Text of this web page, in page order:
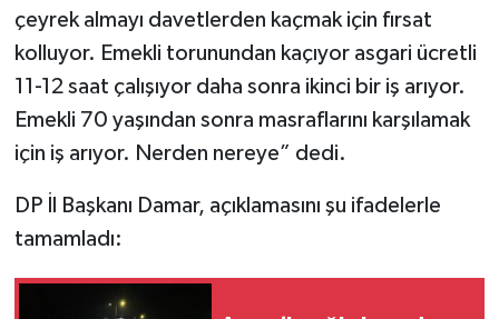
çeyrek almayı davetlerden kaçmak için fırsat
kolluyor. Emekli torunundan kaçıyor asgari ücretli
11-12 saat çalışıyor daha sonra ikinci bir iş arıyor.
Emekli 70 yaşından sonra masraflarını karşılamak
için iş arıyor. Nerden nereye” dedi.
DP İl Başkanı Damar, açıklamasını şu ifadelerle
tamamladı: